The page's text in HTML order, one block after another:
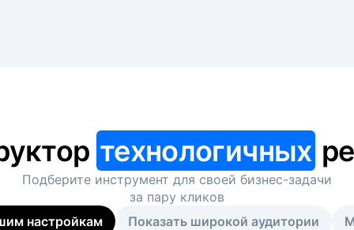
технологичных
Подберите инструмент для своей бизнес-задачи
за пару кликов
настройкам
Показать широкой аудитории